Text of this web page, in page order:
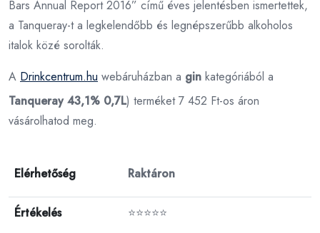
Bars Annual Report 2016” című éves jelentésben ismertettek,
a Tanqueray-t a legkelendőbb és legnépszerűbb alkoholos
italok közé sorolták.
A Drinkcentrum.hu webáruházban a gin kategóriából a
Tanqueray 43,1% 0,7L) terméket 7 452 Ft-os áron
vásárolhatod meg.
Elérhetőség Raktáron
Értékelés ⭐⭐⭐⭐⭐